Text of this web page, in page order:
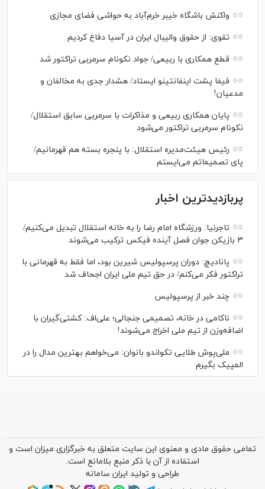
واکنش باشگاه خیبر خرم‌آباد به حواشی فضای مجازی
تقوی: از حقوق والیبال ایران در آسیا دفاع کردیم
قطع همکاری با ربیعی/ جواد نکونام سرمربی تراکتور شد
فیفا پشت اینفانتینو ایستاد/ هشدار جدی به مخالفان و
مدعیان!
پایان همکاری ربیعی و مذاکرات با سرمربی سابق استقلال/
نکونام سرمربی تراکتور می‌شود
رئیس هیئت‌مدیره استقلال: با پنجره بسته هم قهرمانیم/
پای تصمیماتم می‌ایستم
پربازدیدترین اخبار
تاجرنیا: ورزشگاه امام رضا را به خانه استقلال تبدیل می‌کنیم/
۳ بازیکن جوان فصل آینده فیکس ترکیب می‌شوند
پانادیچ: دوران پرسپولیس شیرین بود، اما فقط به قهرمانی با
تراکتور فکر می‌کنم/ در حق تیم ملی ایران اجحاف شد
چند خبر از پرسپولیس
ناکامی در خانه، تصمیمی جنجالی؛ علی‌اف: کشتی‌گیران با
اضافه‌وزن از تیم ملی اخراج می‌شوند!
ملی‌پوش‌ طلایی تکواندو بانوان: می‌خواهم بهترین مدال را در
المپیک بگیرم
تمامی حقوق مادی و معنوی این سایت متعلق به خبرگزاری میزان است و
استفاده از آن با ذکر منبع بلامانع است.
طراحی و تولید ایران سامانه